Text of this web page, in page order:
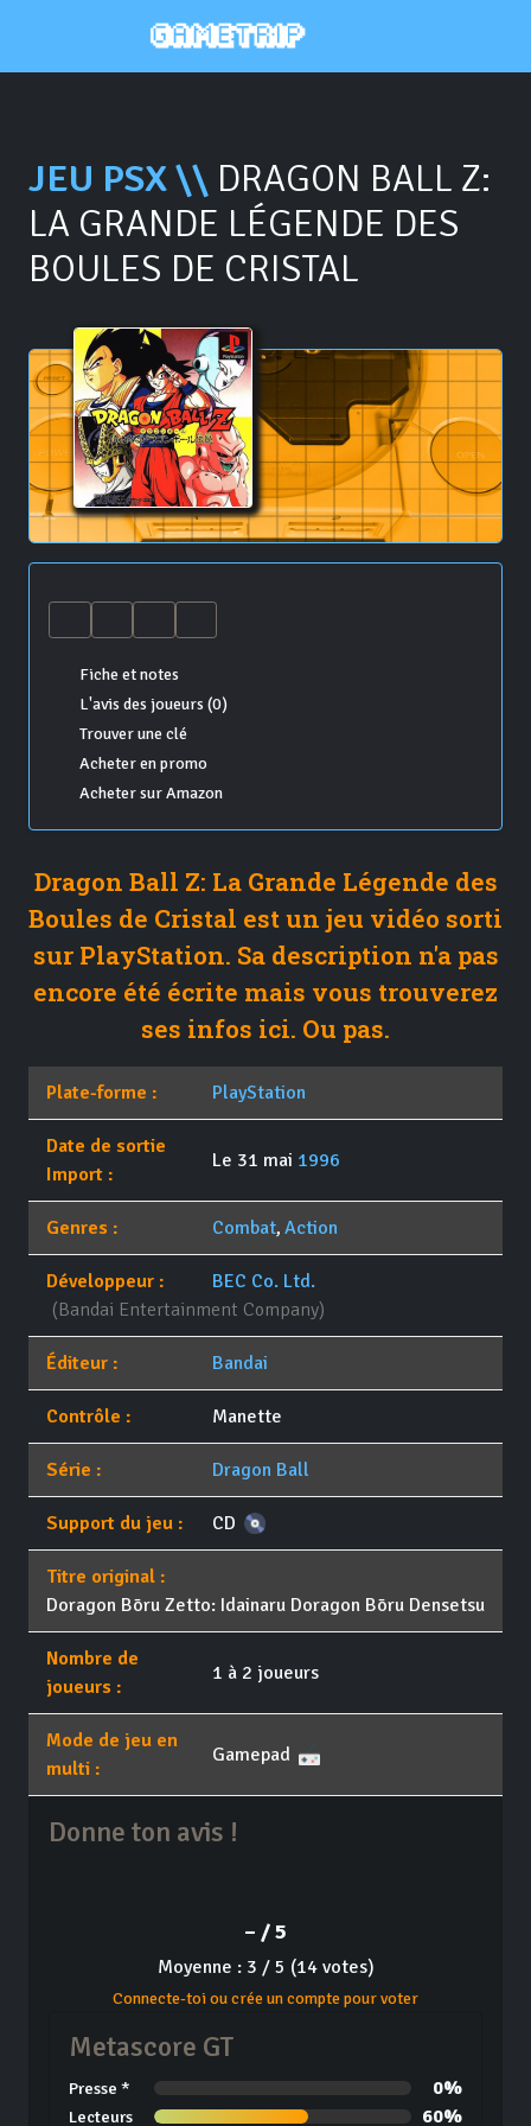
JEU PSX \\ DRAGON BALL Z:
LA GRANDE LÉGENDE DES
BOULES DE CRISTAL
Fiche et notes
L'avis des joueurs (0)
Trouver une clé
Acheter en promo
Acheter sur Amazon
Dragon Ball Z: La Grande Légende des
Boules de Cristal est un jeu vidéo sorti
sur PlayStation. Sa description n'a pas
encore été écrite mais vous trouverez
ses infos ici. Ou pas.
Plate-forme : PlayStation
Date de sortie
Import :
Le 31 mai 1996
Genres : Combat, Action
Développeur :
BEC Co. Ltd.
(Bandai Entertainment Company)
Éditeur : Bandai
Contrôle : Manette
Série : Dragon Ball
Support du jeu : CD
Titre original :
Doragon Bōru Zetto: Idainaru Doragon Bōru Densetsu
Nombre de
joueurs :
1 à 2 joueurs
Mode de jeu en
multi :
Gamepad
Donne ton avis !
– / 5
Moyenne : 3 / 5 (14 votes)
Connecte-toi ou crée un compte pour voter
Metascore GT
Presse * 0%
Lecteurs 60%